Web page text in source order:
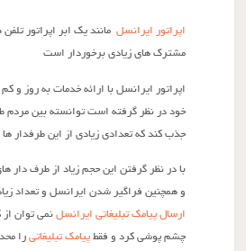
اپراتور ایرانسلمانند یک ابر اپراتور تلفن
مشترک های زیادی برخوردار است
اپراتور ایرانسل با ارائه خدمات به روز و کم
خود در نظر گرفته است توانسته بین مردم
جذب کند که تعدادی زیادی از این طرفدار ها
با در نظر گرفتن این حجم زیاد از طرف دار های
و همچنین فراگیر شدن ایرانسل و تعداد زیاد
ارسال پیامک تبلیغاتی ایرانسلنمی توان از
چشم پوشی کرد و فقطپیامک تبلیغاتیرا محدود